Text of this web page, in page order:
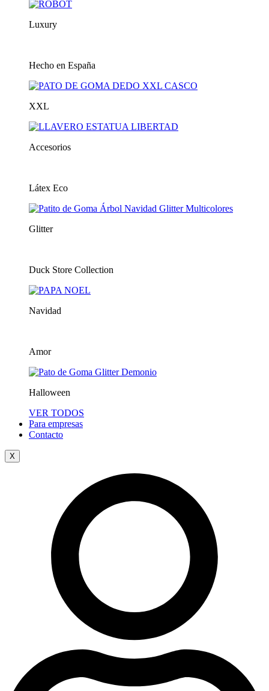
Luxury
Hecho en España
XXL
Accesorios
Látex Eco
Glitter
Duck Store Collection
Navidad
Amor
Halloween
VER TODOS
Para empresas
Contacto
X